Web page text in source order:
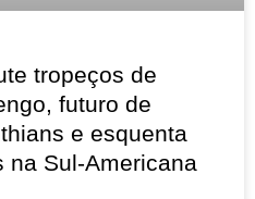
tropeços de
futuro de
e esquenta
na Sul-Americana